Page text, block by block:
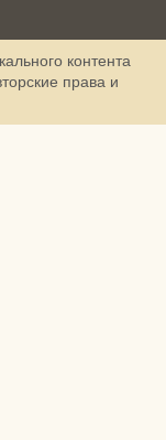
контента
права и